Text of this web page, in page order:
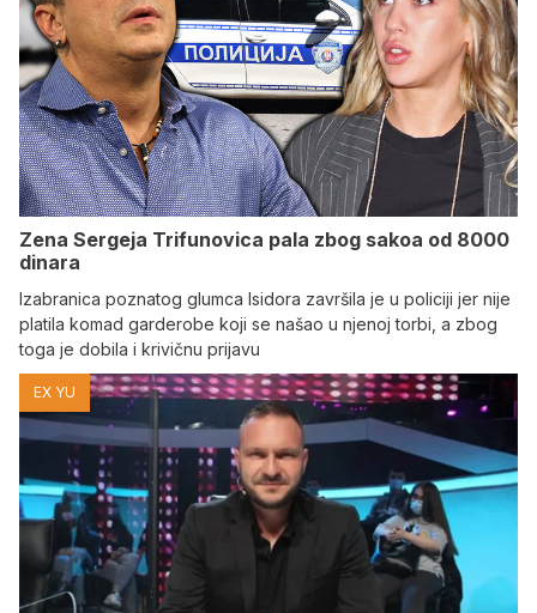
Zena Sergeja Trifunovica pala zbog sakoa od 8000
dinara
Izabranica poznatog glumca Isidora završila je u policiji jer nije
platila komad garderobe koji se našao u njenoj torbi, a zbog
toga je dobila i krivičnu prijavu
EX YU